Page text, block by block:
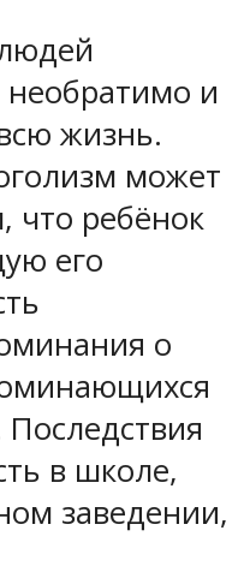
необратимо и
жизнь.
может
что ребёнок
его
о
в школе,
заведении,